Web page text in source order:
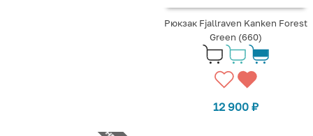
Рюкзак Fjallraven Kanken Forest
Green (660)
12 900 ₽